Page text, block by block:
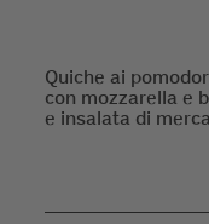
Quiche ai
con mozzarella e
e insalata di